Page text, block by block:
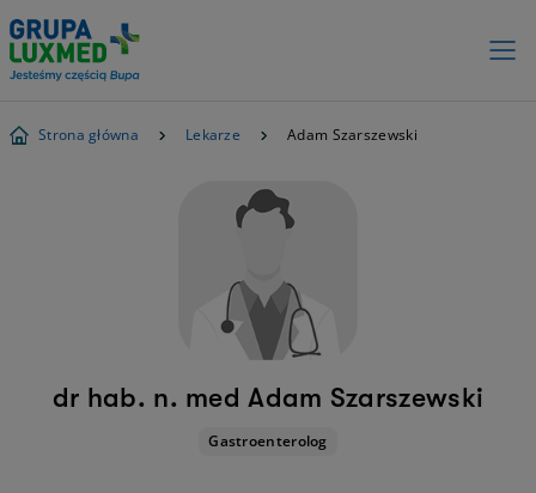
Strona główna Lekarze Adam Szarszewski
dr hab. n. med Adam Szarszewski
Gastroenterolog